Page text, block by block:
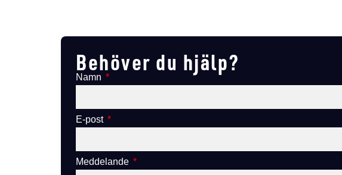
Behöver du hjälp?
Namn
E-post
Meddelande